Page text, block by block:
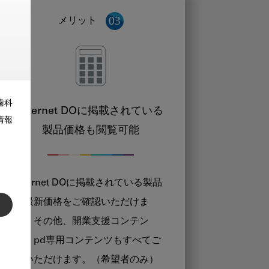
科
報
メリット
Internet DOに掲載されている
製品価格も閲覧可能
Internet DOに掲載されている製品
の最新価格をご確認いただけま
す。その他、開業支援コンテン
ツ、pd専用コンテンツもすべてご
覧いただけます。（希望者のみ）